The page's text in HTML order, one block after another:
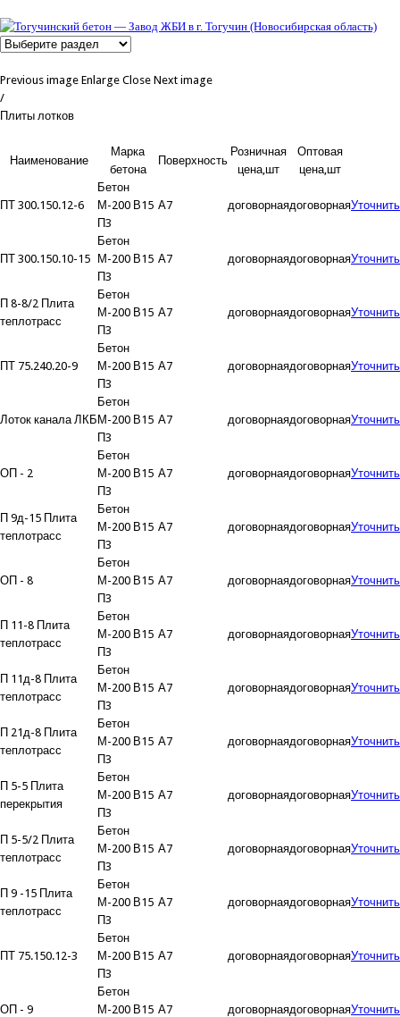
Previous image Enlarge Close Next image
/
Плиты лотков
Наименование
Марка
бетона
Поверхность
Розничная
цена,шт
Оптовая
цена,шт
ПТ 300.150.12-6
Бетон
М-200 В15
П3
А7 договорнаядоговорнаяУточнить
ПТ 300.150.10-15
Бетон
М-200 В15
П3
А7 договорнаядоговорнаяУточнить
П 8-8/2 Плита
теплотрасс
Бетон
М-200 В15
П3
А7 договорнаядоговорнаяУточнить
ПТ 75.240.20-9
Бетон
М-200 В15
П3
А7 договорнаядоговорнаяУточнить
Лоток канала ЛКБ
Бетон
М-200 В15
П3
А7 договорнаядоговорнаяУточнить
ОП - 2
Бетон
М-200 В15
П3
А7 договорнаядоговорнаяУточнить
П 9д-15 Плита
теплотрасс
Бетон
М-200 В15
П3
А7 договорнаядоговорнаяУточнить
ОП - 8
Бетон
М-200 В15
П3
А7 договорнаядоговорнаяУточнить
П 11-8 Плита
теплотрасс
Бетон
М-200 В15
П3
А7 договорнаядоговорнаяУточнить
П 11д-8 Плита
теплотрасс
Бетон
М-200 В15
П3
А7 договорнаядоговорнаяУточнить
П 21д-8 Плита
теплотрасс
Бетон
М-200 В15
П3
А7 договорнаядоговорнаяУточнить
П 5-5 Плита
перекрытия
Бетон
М-200 В15
П3
А7 договорнаядоговорнаяУточнить
П 5-5/2 Плита
теплотрасс
Бетон
М-200 В15
П3
А7 договорнаядоговорнаяУточнить
П 9 -15 Плита
теплотрасс
Бетон
М-200 В15
П3
А7 договорнаядоговорнаяУточнить
ПТ 75.150.12-3
Бетон
М-200 В15
П3
А7 договорнаядоговорнаяУточнить
ОП - 9
Бетон
М-200 В15 А7 договорнаядоговорнаяУточнить